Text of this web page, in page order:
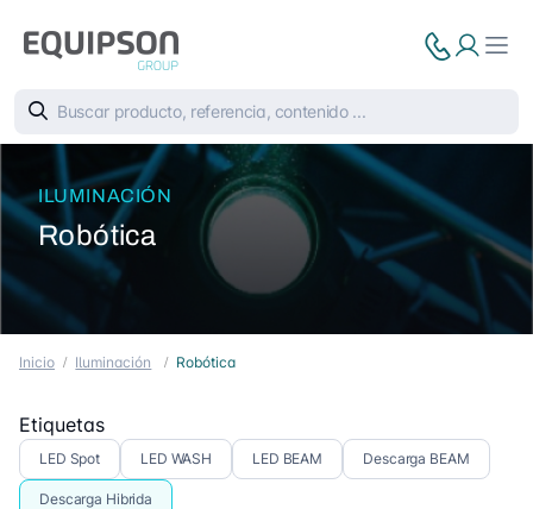
ILUMINACIÓN
Robótica
Inicio Iluminación Robótica
Etiquetas
LED Spot LED WASH LED BEAM Descarga BEAM
Descarga Hibrida